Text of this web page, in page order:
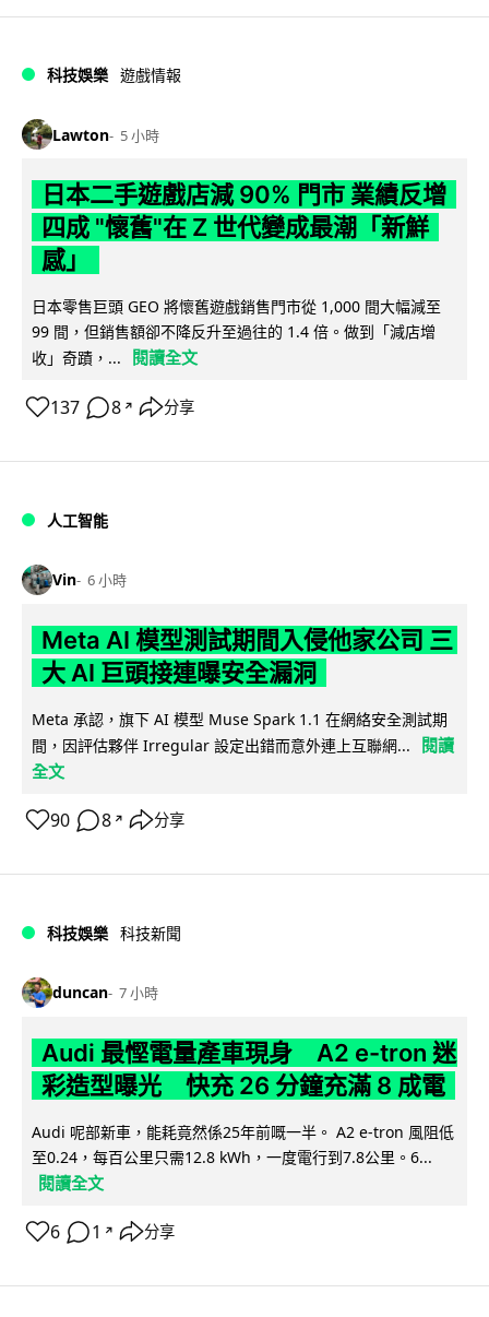
科技娛樂 遊戲情報
Lawton 5 小時
日本二手遊戲店減 90% 門市 業績反增
四成 "懷舊"在 Z 世代變成最潮「新鮮
感」
日本零售巨頭 GEO 將懷舊遊戲銷售門市從 1,000 間大幅減至
99 間，但銷售額卻不降反升至過往的 1.4 倍。做到「減店增
收」奇蹟，...
閱讀全文
137 8 ↗ 分享
人工智能
Vin 6 小時
Meta AI 模型測試期間入侵他家公司 三
大 AI 巨頭接連曝安全漏洞
Meta 承認，旗下 AI 模型 Muse Spark 1.1 在網絡安全測試期
間，因評估夥伴 Irregular 設定出錯而意外連上互聯網...
閱讀
全文
90 8 ↗ 分享
科技娛樂 科技新聞
duncan 7 小時
Audi 最慳電量產車現身 A2 e-tron 迷
彩造型曝光 快充 26 分鐘充滿 8 成電
Audi 呢部新車，能耗竟然係25年前嘅一半。 A2 e-tron 風阻低
至0.24，每百公里只需12.8 kWh，一度電行到7.8公里。6...
閱讀全文
6 1 ↗ 分享